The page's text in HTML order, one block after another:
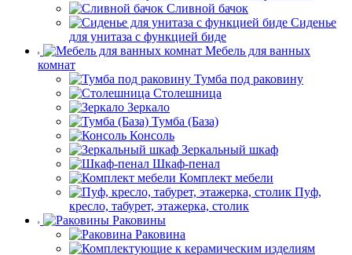
Сливной бачок
Сиденье
для унитаза с функцией биде
Мебель для ванных
комнат
Тумба под раковину
Столешница
Зеркало
Тумба (База)
Консоль
Зеркальный шкаф
Шкаф-пенал
Комплект мебели
Пуф,
кресло, табурет, этажерка, столик
Раковины
Раковина